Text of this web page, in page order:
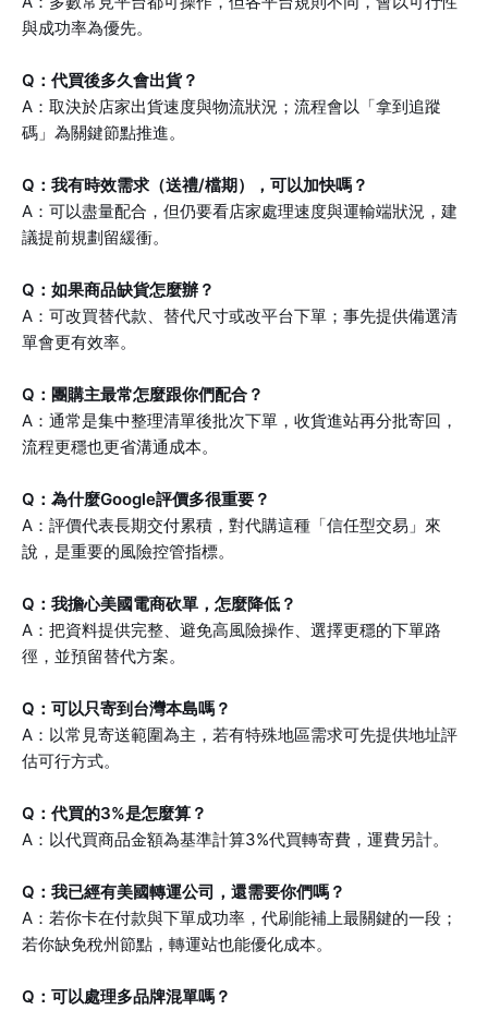
與成功率為優先。
Q：代買後多久會出貨？
A：取決於店家出貨速度與物流狀況；流程會以「拿到追蹤
碼」為關鍵節點推進。
Q：我有時效需求（送禮/檔期），可以加快嗎？
A：可以盡量配合，但仍要看店家處理速度與運輸端狀況，建
議提前規劃留緩衝。
Q：如果商品缺貨怎麼辦？
A：可改買替代款、替代尺寸或改平台下單；事先提供備選清
單會更有效率。
Q：團購主最常怎麼跟你們配合？
A：通常是集中整理清單後批次下單，收貨進站再分批寄回，
流程更穩也更省溝通成本。
Q：為什麼Google評價多很重要？
A：評價代表長期交付累積，對代購這種「信任型交易」來
說，是重要的風險控管指標。
Q：我擔心美國電商砍單，怎麼降低？
A：把資料提供完整、避免高風險操作、選擇更穩的下單路
徑，並預留替代方案。
Q：可以只寄到台灣本島嗎？
A：以常見寄送範圍為主，若有特殊地區需求可先提供地址評
估可行方式。
Q：代買的3%是怎麼算？
A：以代買商品金額為基準計算3%代買轉寄費，運費另計。
Q：我已經有美國轉運公司，還需要你們嗎？
A：若你卡在付款與下單成功率，代刷能補上最關鍵的一段；
若你缺免稅州節點，轉運站也能優化成本。
Q：可以處理多品牌混單嗎？